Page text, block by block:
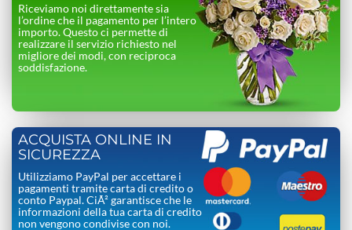
Riceviamo noi direttamente sia
l’ordine che il pagamento per l’intero
importo. Questo ci permette di
realizzare il servizio richiesto nel
migliore dei modi, con reciproca
soddisfazione.
ACQUISTA ONLINE IN
SICUREZZA
Utilizziamo PayPal per accettare i
pagamenti tramite carta di credito o
conto Paypal. CiÃ² garantisce che le
informazioni della tua carta di credito
non vengono condivise con noi.